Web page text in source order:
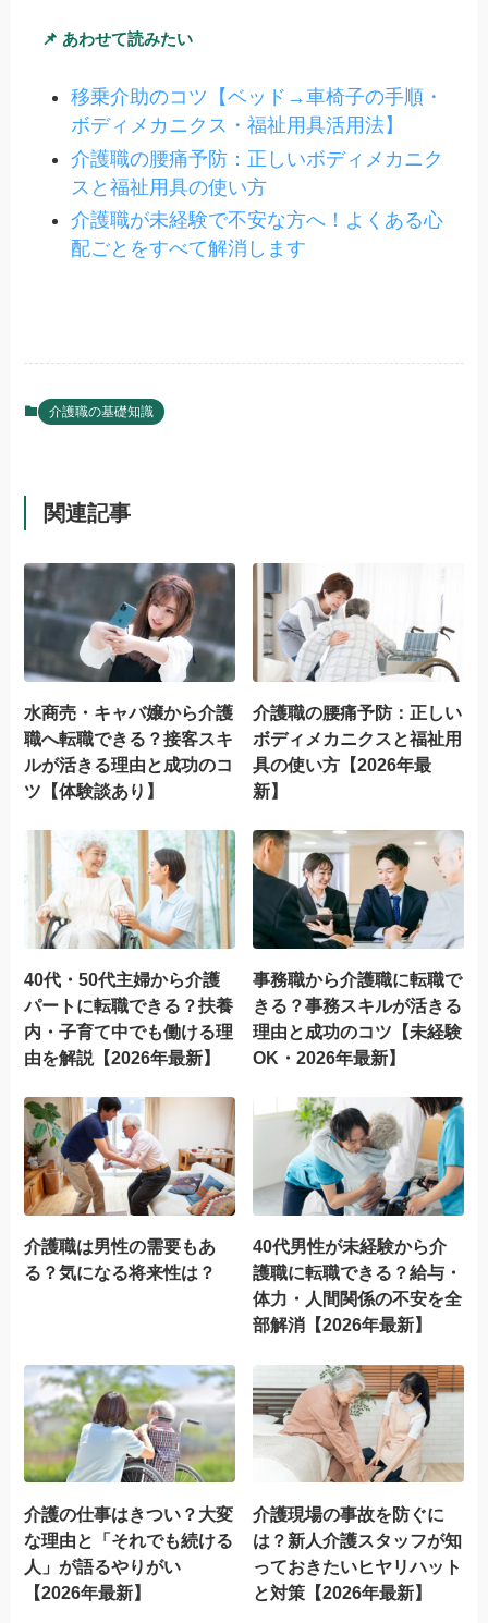
📌 あわせて読みたい
移乗介助のコツ【ベッド→車椅子の手順・
ボディメカニクス・福祉用具活用法】
介護職の腰痛予防：正しいボディメカニク
スと福祉用具の使い方
介護職が未経験で不安な方へ！よくある心
配ごとをすべて解消します
介護職の基礎知識
関連記事
水商売・キャバ嬢から介護
職へ転職できる？接客スキ
ルが活きる理由と成功のコ
ツ【体験談あり】
介護職の腰痛予防：正しい
ボディメカニクスと福祉用
具の使い方【2026年最
新】
40代・50代主婦から介護
パートに転職できる？扶養
内・子育て中でも働ける理
由を解説【2026年最新】
事務職から介護職に転職で
きる？事務スキルが活きる
理由と成功のコツ【未経験
OK・2026年最新】
介護職は男性の需要もあ
る？気になる将来性は？
40代男性が未経験から介
護職に転職できる？給与・
体力・人間関係の不安を全
部解消【2026年最新】
介護の仕事はきつい？大変
な理由と「それでも続ける
人」が語るやりがい
【2026年最新】
介護現場の事故を防ぐに
は？新人介護スタッフが知
っておきたいヒヤリハット
と対策【2026年最新】